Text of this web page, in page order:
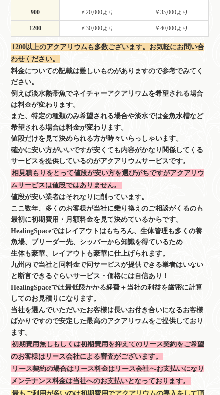
900 ￥20,000より ￥35,000より
1200 ￥30,000より ￥40,000より
1200以上のアクアリウムも多数ございます。お気軽にお問い合
わせください。
料金についての記載は難しいものがありますので参考でみてく
ださい。
例えば淡水熱帯魚でネイチャーアクアリウムを希望される場合
は料金が変わります。
また、特定の種類のみ希望される場合や淡水では金魚水槽など
希望される場合は料金が変わります。
値段だけを見て決められる方が時々いらっしゃいます。
確かに安い方がいいですが安くても内容がかなり関係してくる
サービスを提供しているのがアクアリウムサービスです。
相見積もりをとって値段が安い方を選びがちですがアクアリウ
ムサービスは値段ではありません。
値段が安い業者はそれなりに削っています。
ここ数年、多くのお客様が当社に乗り換えのご相談がくるのも
最初に初期費用・月額料金を見て決めているからです。
HealingSpaceではレイアウトはもちろん、生体管理も多くの養
魚場、ブリーダー先、シッパーから知識を得ているため
生体も豪華、レイアウトも豪華に仕上げられます。
九州内で当社と同料金で同サービスが提供できる業者はいない
と断言できるぐらいサービス・価格には自信あり！
HealingSpaceでは最低限かかる経費＋当社の利益を厳密に計算
してのお見積りになります。
当社を選んでいただいたお客様は長いお付き合いになるお客様
ばかりですので安定した最高のアクアリウムをご提供しており
ます。
初期費用無しもしくは初期費用を抑えてのリース契約をご希望
のお客様はリース会社による審査がございます。
リース契約の場合はリース料金はリース会社へお支払いになり
メンテナンス料金は当社へのお支払いとなっております。
最もご利用が多いのは初期費用でアクアリウムの導入をして頂